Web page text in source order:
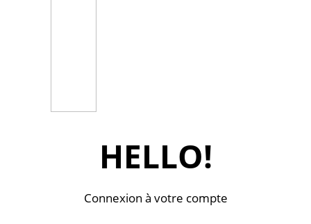
HELLO!
Connexion à votre compte